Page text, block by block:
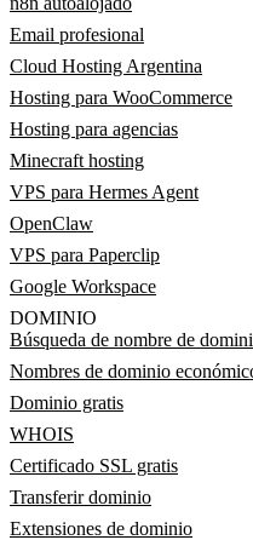
Email profesional
Cloud Hosting Argentina
Hosting para WooCommerce
Hosting para agencias
Minecraft hosting
VPS para Hermes Agent
OpenClaw
VPS para Paperclip
Google Workspace
DOMINIO
Búsqueda de nombre de
Nombres de dominio
Dominio gratis
WHOIS
Certificado SSL gratis
Transferir dominio
Extensiones de dominio